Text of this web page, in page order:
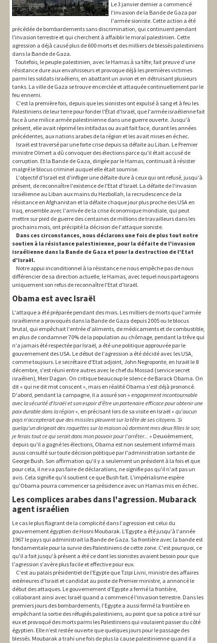
Social
Thèmes
Le 3 janvier dernier a commencé
l'invasion de la Bande de Gaza par
l'armée sioniste. Cette action a été
précédée de bombardements sans discrimination, qui continuent pendant
l'invasion terrestre et qui cherchent à affaiblir le moral palestinien. Cette
agression a déjà causé plus de 600 morts et des milliers de blessés palestiniens
dans la Bande de Gaza.
Toutefois, le peuple palestinien, avec le Hamas à sa tête, fait preuve d’une
résistance dure aux envahisseurs et provoque déjà les premières victimes
parmi les soldats israéliens, en abattant un avion et en détruisant plusieurs
tanks. La ville de Gaza se trouve encerclée et attaquée continuellement par le
feu ennemi.
C'est la première fois, depuis que les sionistes ont expulsé à sang et à feu les
Palestiniens de leur terre pour fonder l'État d'Israël, que l'armée israélienne fait
face à une milice armée palestinienne dans une guerre ouverte. Jusqu'à
présent, elle avait réprimé les intifadas ou avait fait face, durant les années
précédentes, aux nations arabes de la région et les avait mises en échec.
Israël est traversé par une forte crise depuis sa défaite au Liban. Le Premier
ministre Olmert a dû convoquer des élections parce qu'il était accusé de
corruption. Et la Bande de Gaza, dirigée par le Hamas, continuait à résister
malgré le blocus criminel auquel elle était soumise.
L'objectif d'Israël est d'infliger une défaite dure à ceux qui ont refusé, jusqu'à
présent, de reconnaître l'existence de l'Etat d'Israël. La défaite de l'invasion
israélienne au Liban aux mains du Hezbollah, la recrudescence de la
résistance en Afghanistan et la défaite chaque jour plus proche des USA en
Iraq, ensemble avec l'arrivée de la crise économique mondiale, qui peut
mettre sur pied de guerre des centaines de millions de travailleurs dans les
prochains mois, ont précipité la décision de l'attaque sioniste.
Dans ces circonstances, nous déclarons une fois de plus tout notre
soutien à la résistance palestinienne, pour la défaite de l'invasion
israélienne dans la Bande de Gaza et pour la destruction de l'Etat
d'Israël.
Notre appui inconditionnel à la résistance ne nous empêche pas de nous
différencier de sa direction actuelle, le Hamas, avec lequel nous partageons
uniquement son refus de reconnaître l'Etat d'Israël.
Obama est avec Israël
L'attaque a été préparée pendant des mois. Les milliers de morts que l'armée
israélienne a provoqués dans la Bande de Gaza depuis 2005 ou le blocus
brutal, qui empêchait l'entrée d'aliments, de médicaments et de combustible,
en plus de condamner 70% de la population au chômage, pendant la trêve qui
n'a jamais été respectée par Israël, a été une politique approuvée par le
gouvernement des USA. Le début de l'agression a été décidé avec les USA,
comme toujours. Le secrétaire d'Etat adjoint, John Negroponte, en Israël le 8
décembre, s'est réuni entre autres avec le chef du Mossad (service secret
israélien), Meir Dagan. On critique beaucoup le silence de Barack Obama. On
dit « qui ne dit mot conscent », mais en réalité Obama s'est déjà prononcé.
D'abord, pendant la campagne, il a assuré son « engagement incontournable
avec la sécurité d'Israël et son espoir d'être un partenaire efficace pour obtenir une
paix durable dans la région », en précisant lors de sa visite en Israël « qu'aucun
pays n'accepterait que des missiles pleuvent sur la tête de ses citoyens. Si
quelqu'un dirigeait des roquettes sur la maison où dorment mes deux filles le soir,
je ferais tout ce qui serait dans mon pouvoir pour l'arrêter... » Deuxièmement,
depuis qu'il a gagné les élections, Obama est non seulement informé mais
aussi consulté sur toute décision politique par l'administration sortante de
George Bush. Son affirmation qu'il y a seulement un président à la fois et que
pour cela, il ne va pas faire de déclarations, ne signifie pas qu'il n'ait pas un
avis. Cela signifie qu'il soutient ce que Bush fait. L'impérialisme espère
qu'Obama pourra commencer sa présidence avec un Hamas mis en échec.
Les complices arabes dans l'agression. Mubarack
agent israélien
Le cas le plus flagrant de la complicité dans l'agression est celui du
gouvernement égyptien de Hosni Moubarak. L'Egypte a été jusqu'à l'année
1967 le pays qui administrait la Bande de Gaza. Sa frontière avec la bande est
fondamentale pour la survie des Palestiniens de cette zone. C'est pourquoi, ce
qu'il a fait jusqu'à présent a été ce dont les sionistes avaient besoin pour que
l'agression s'avère plus facile et effective pour eux.
C'est au palais présidentiel de l'Egypte que Tzipi Livni, ministre des affaires
extérieures d'Israël et candidat au poste de Premier ministre, a annoncé le
début des attaques. Le gouvernement d'Egypte a fermé la frontière,
collaborant ainsi avec Israël quand a commencé l'invasion terrestre. Dans les
premiers jours des bombardements, l’Egypte a aussi fermé la frontière en
empêchant la sortie des réfugiés palestiniens, au point que sa police a tiré sur
eux et provoqué des morts parmi les Palestiniens qui voulaient passer du côté
égyptien. Elle n’est restée ouverte que quelques jours pour le passage des
blessés. Moubarak a trahi une fois de plus la cause palestinienne quand il a